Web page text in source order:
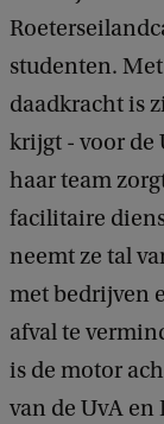
studenten.
daadkracht is
krijgt - voor de
haar team
facilitaire
neemt ze tal
met bedrijven
afval te
is de motor
van de UvA en